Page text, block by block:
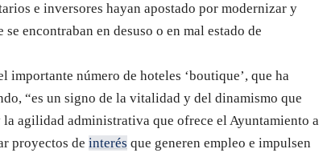
e inversores hayan apostado por modernizar y
encontraban en desuso o en mal estado de
número de hoteles ‘boutique’, que ha
“es un signo de la vitalidad y del dinamismo que
agilidad administrativa que ofrece el Ayuntamiento a
proyectos de interés que generen empleo e impulsen